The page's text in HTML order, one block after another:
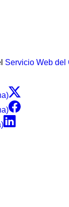
Servicio Web del